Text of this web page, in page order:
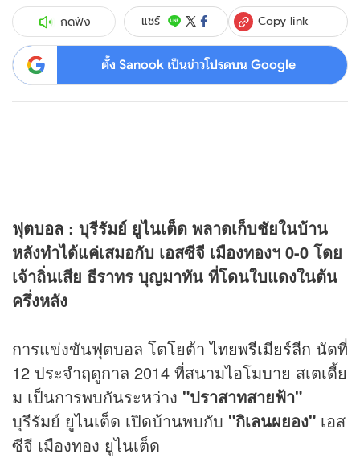
กดฟัง แชร์ Copy link
ตั้ง Sanook เป็นข่าวโปรดบน Google
ฟุตบอล : บุรีรัมย์ ยูไนเต็ด พลาดเก็บชัยในบ้าน
หลังทำได้แค่เสมอกับ เอสซีจี เมืองทองฯ 0-0 โดย
เจ้าถิ่นเสีย ธีราทร บุญมาทัน ที่โดนใบแดงในต้น
ครึ่งหลัง
การแข่งขันฟุตบอล โตโยต้าไทยพรีเมียร์ลีก นัดที่
12 ประจำฤดูกาล 2014 ที่สนามไอโมบาย สเตเดี้ย
ม เป็นการพบกันระหว่าง "ปราสาทสายฟ้า"
บุรีรัมย์ ยูไนเต็ด เปิดบ้านพบกับ "กิเลนผยอง" เอส
ซีจี เมืองทอง ยูไนเต็ด